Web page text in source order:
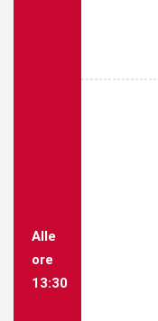
Alle
ore
13:30